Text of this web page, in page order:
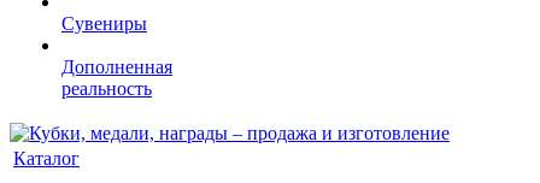
Сувениры
Дополненная
реальность
Каталог